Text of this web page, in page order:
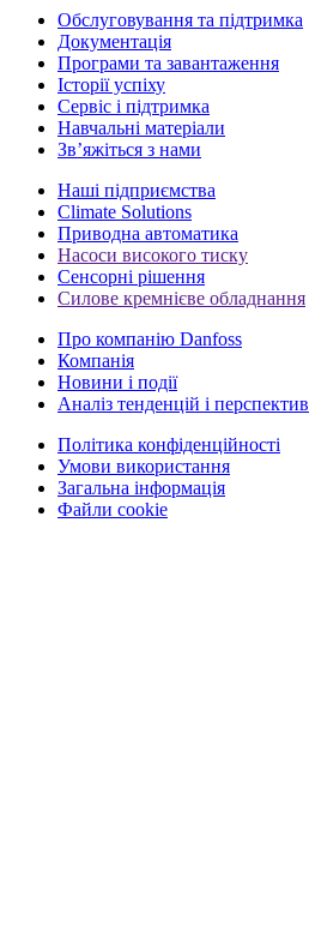
Обслуговування та підтримка
Документація
Програми та завантаження
Історії успіху
Сервіс і підтримка
Навчальні матеріали
Зв’яжіться з нами
Наші підприємства
Climate Solutions
Приводна автоматика
Насоси високого тиску
Сенсорні рішення
Силове кремнієве обладнання
Про компанію Danfoss
Компанія
Новини і події
Аналіз тенденцій і перспектив
Політика конфіденційності
Умови використання
Загальна інформація
Файли cookie